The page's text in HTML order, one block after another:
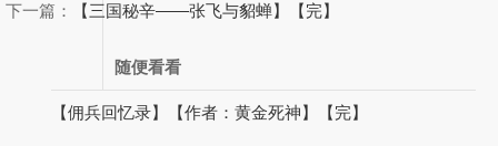
下一篇：
【三国秘辛——张飞与貂蝉】【完】
随便看看
【佣兵回忆录】【作者：黄金死神】【完】